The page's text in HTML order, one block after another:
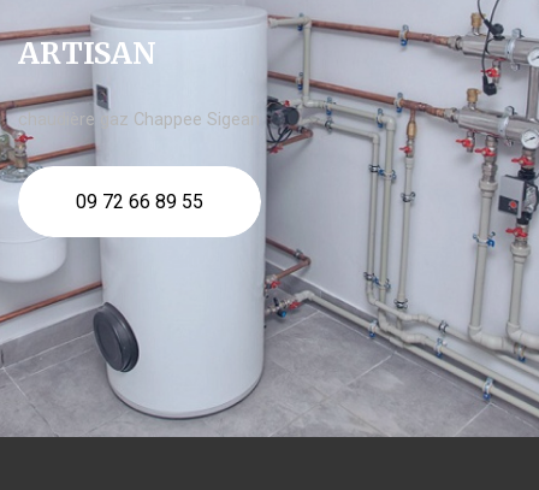
ARTISAN
chaudière gaz Chappee Sigean
09 72 66 89 55